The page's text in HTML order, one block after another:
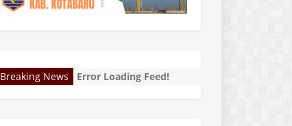
Breaking News Error Loading Feed!